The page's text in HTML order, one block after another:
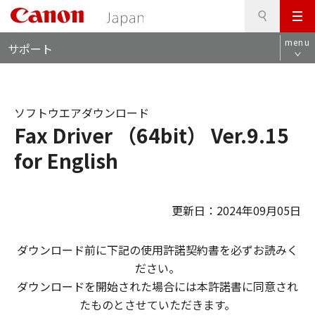
メ
ニ
ュ
サポート menu
Fax Driver （64bit） Ver.9.15
for English
ソフトウエアダウンロード
更新日：2024年09月05日
ダウンロード前に下記の使用許諾契約書を必ずお読みく
ださい。
ダウンロードを開始された場合には本許諾書に同意され
たものとさせていただきます。